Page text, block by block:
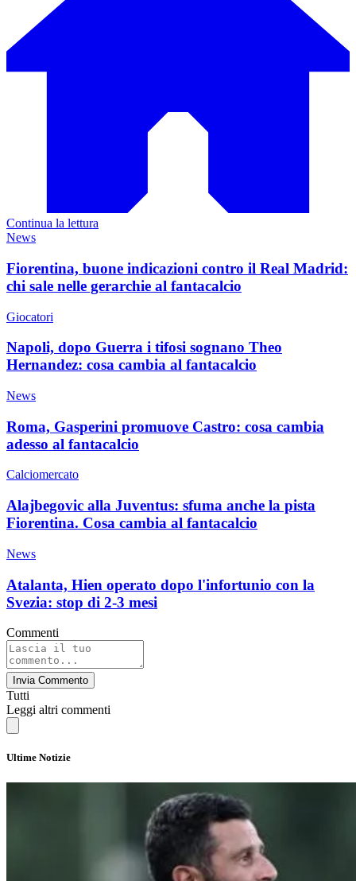
Continua la lettura
News
Fiorentina, buone indicazioni contro il Real Madrid:
chi sale nelle gerarchie al fantacalcio
Giocatori
Napoli, dopo Guerra i tifosi sognano Theo
Hernandez: cosa cambia al fantacalcio
News
Roma, Gasperini promuove Castro: cosa cambia
adesso al fantacalcio
Calciomercato
Alajbegovic alla Juventus: sfuma anche la pista
Fiorentina. Cosa cambia al fantacalcio
News
Atalanta, Hien operato dopo l'infortunio con la
Svezia: stop di 2-3 mesi
Commenti
Invia Commento
Tutti
Leggi altri commenti
Ultime Notizie